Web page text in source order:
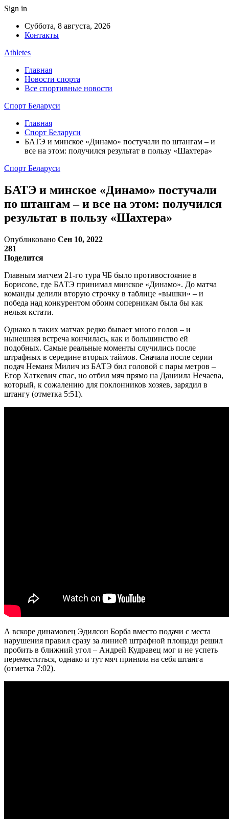
Sign in
Суббота, 8 августа, 2026
Контакты
Athletes
Главная
Новости спорта
Все спортивные новости
Спорт Беларуси
Главная
Спорт Беларуси
БАТЭ и минское «Динамо» постучали по штангам – и
все на этом: получился результат в пользу «Шахтера»
Спорт Беларуси
БАТЭ и минское «Динамо» постучали
по штангам – и все на этом: получился
результат в пользу «Шахтера»
Опубликовано Сен 10, 2022
281
Поделится
Главным матчем 21-го тура ЧБ было противостояние в
Борисове, где БАТЭ принимал минское «Динамо». До матча
команды делили вторую строчку в таблице «вышки» – и
победа над конкурентом обоим соперникам была бы как
нельзя кстати.
Однако в таких матчах редко бывает много голов – и
нынешняя встреча кончилась, как и большинство ей
подобных. Самые реальные моменты случились после
штрафных в середине вторых таймов. Сначала после серии
подач Неманя Милич из БАТЭ бил головой с пары метров –
Егор Хаткевич спас, но отбил мяч прямо на Даниила Нечаева,
который, к сожалению для поклонников хозяев, зарядил в
штангу (отметка 5:51).
А вскоре динамовец Эдилсон Борба вместо подачи с места
нарушения правил сразу за линией штрафной площади решил
пробить в ближний угол – Андрей Кудравец мог и не успеть
переместиться, однако и тут мяч приняла на себя штанга
(отметка 7:02).